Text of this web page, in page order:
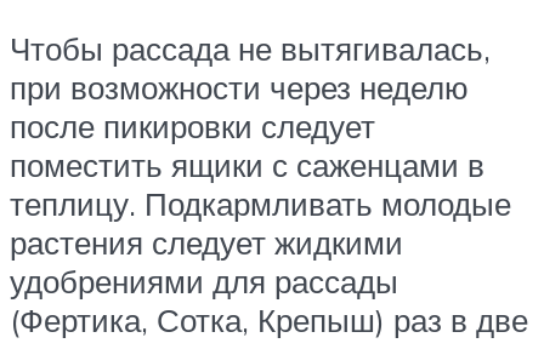
Чтобы рассада не вытягивалась,
при возможности через неделю
после пикировки следует
поместить ящики с саженцами в
теплицу. Подкармливать молодые
растения следует жидкими
удобрениями для рассады
(Фертика, Сотка, Крепыш) раз в две